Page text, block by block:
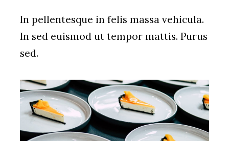
In pellentesque in felis massa vehicula.
In sed euismod ut tempor mattis. Purus
sed.